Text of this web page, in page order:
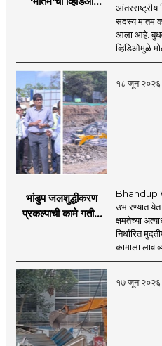
that is
motionlessness and
journalism for a
be the side of the
आंतरराष्ट्रीय
सदस्य मातम
आला आहे.
व्हिडिओमुळे
१८ जून २०२६
भांडुप जलशुद्धीकरण
प्रकल्पाची कामे गतीने
Bhandup
उभारण्यात
क्षमतेच्या
निर्धारित
कामाला
१७ जून २०२६